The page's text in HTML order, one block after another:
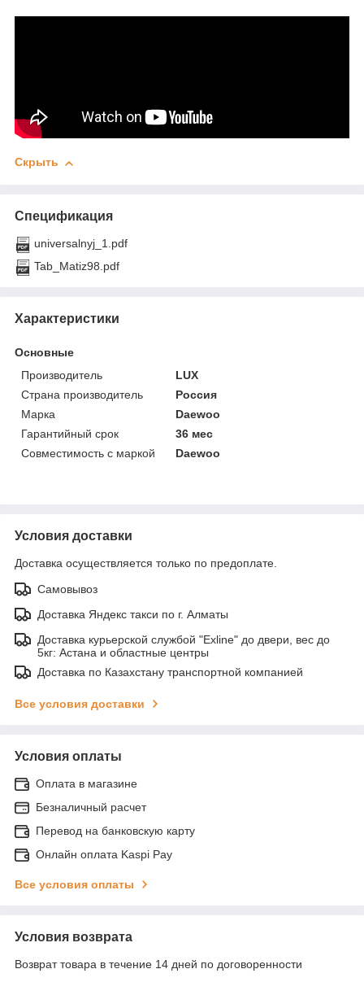
Скрыть
Спецификация
universalnyj_1.pdf
Tab_Matiz98.pdf
Характеристики
Основные
Производитель
LUX
Страна производитель
Россия
Марка
Daewoo
Гарантийный срок
36 мес
Совместимость с маркой
Daewoo
Условия доставки
Доставка осуществляется только по предоплате.
Самовывоз
Доставка Яндекс такси по г. Алматы
Доставка курьерской службой "Exline" до двери, вес до
5кг: Астана и областные центры
Доставка по Казахстану транспортной компанией
Все условия доставки
Условия оплаты
Оплата в магазине
Безналичный расчет
Перевод на банковскую карту
Онлайн оплата Kaspi Pay
Все условия оплаты
Условия возврата
Возврат товара в течение 14 дней по договоренности